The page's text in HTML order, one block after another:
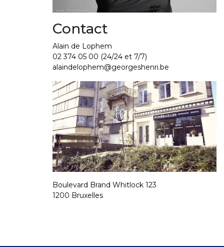
Contact
Alain de Lophem
02 374 05 00 (24/24 et 7/7)
alaindelophem@georgeshenri.be
Boulevard Brand Whitlock 123
1200 Bruxelles